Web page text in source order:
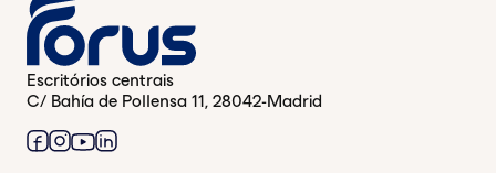
Escritórios centrais
C/ Bahía de Pollensa 11, 28042-Madrid